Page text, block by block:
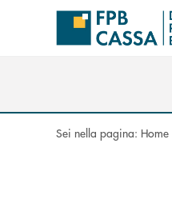
Salta al contenuto principale
Sei nella pagina: Home